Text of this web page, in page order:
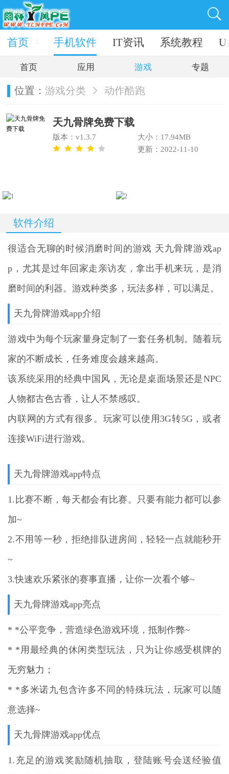
脑软件 手机软件 IT资讯 系统教程 U
首页
首页 应用 游戏 专题
位置： 游戏分类 动作酷跑
天九骨牌免费下载
版本：v1.3.7
大小：17.94MB
更新：2022-11-10
软件介绍
很适合无聊的时候消磨时间的游戏 天九骨牌游戏ap
p ，尤其是过年回家走亲访友，拿出手机来玩，是消
磨时间的利器。游戏种类多，玩法多样，可以满足。
天九骨牌游戏app介绍
游戏中为每个玩家量身定制了一套任务机制。随着玩
家的不断成长，任务难度会越来越高。
该系统采用的经典中国风，无论是桌面场景还是NPC
人物都古色古香，让人不禁感叹。
内联网的方式有很多。玩家可以使用3G转5G，或者
连接WiFi进行游戏。
天九骨牌游戏app特点
1.比赛不断，每天都会有比赛。只要有能力都可以参
加~
2.不用等一秒，拒绝排队进房间，轻轻一点就能秒开
~
3.快速欢乐紧张的赛事直播，让你一次看个够~
天九骨牌游戏app亮点
* *公平竞争，营造绿色游戏环境，抵制作弊~
* *用最经典的休闲类型玩法，只为让你感受棋牌的
无穷魅力；
* *多米诺九包含许多不同的特殊玩法，玩家可以随
意选择~
天九骨牌游戏app优点
1.充足的游戏奖励随机抽取，登陆账号会送经验值